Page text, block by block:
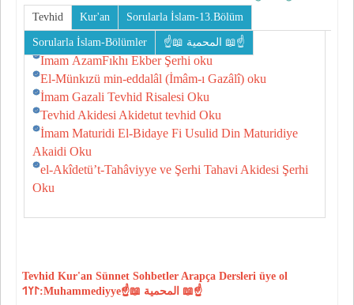
Tevhid Kur'an Sorularla İslam-13.Bölüm
Sorularla İslam-Bölümler ☝📖 المحمية 📖☝
İmam ÂzamFıkhı Ekber Şerhi oku
El-Münkızü min-eddalâl (İmâm-ı Gazâlî) oku
İmam Gazali Tevhid Risalesi Oku
Tevhid Akidesi Akidetut tevhid Oku
İmam Maturidi El-Bidaye Fi Usulid Din Maturidiye
Akaidi Oku
el-Akîdetü’t-Tahâviyye ve Şerhi Tahavi Akidesi Şerhi
Oku
Tevhid Kur'an Sünnet Sohbetler Arapça Dersleri üye ol
𐰃𐰠𐰯:Muhammediyye☝📖 المحمية 📖☝